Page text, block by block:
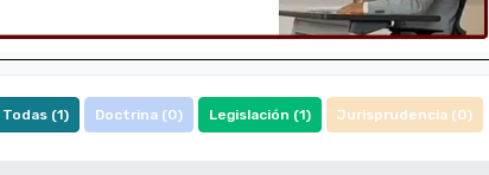
Todas (1) Doctrina (0) Legislación (1) Jurisprudencia (0)